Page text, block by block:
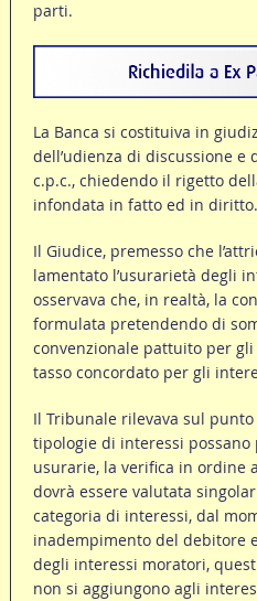
parti.
La Banca si costituiva in
dell’udienza di discussione e
c.p.c., chiedendo il rigetto
infondata in fatto ed in diritto.
Il Giudice, premesso che
lamentato l’usurarietà degli
osservava che, in realtà, la
formulata pretendendo di
convenzionale pattuito per
tasso concordato per gli
Il Tribunale rilevava sul
tipologie di interessi
usurarie, la verifica in ordine
dovrà essere valutata
categoria di interessi, dal
inadempimento del debitore
degli interessi moratori,
non si aggiungono agli